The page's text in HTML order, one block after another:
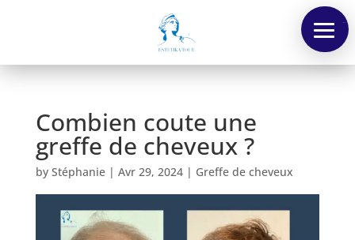
Combien coute une
greffe de cheveux ?
by Stéphanie| Avr 29, 2024| Greffe de cheveux